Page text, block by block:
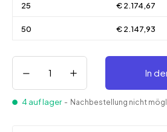
25 € 2.174,67
50 € 2.147,93
In
4 auf lager - Nachbestellung nicht